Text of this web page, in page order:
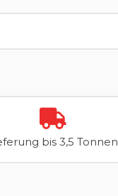
bis 3,5 Tonnen